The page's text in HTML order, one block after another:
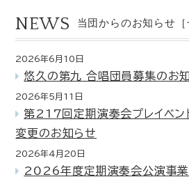
NEWS 当団からのお知らせ［
2026年6月10日
悠久の第九 合唱団員募集のお
2026年5月11日
第217回定期演奏会プレイベン
変更のお知らせ
2026年4月20日
2026年度定期演奏会公演事業